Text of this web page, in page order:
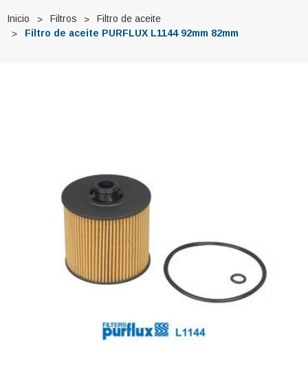
Inicio Filtros
Filtro de aceite
Filtro de aceite PURFLUX L1144 92mm 82mm